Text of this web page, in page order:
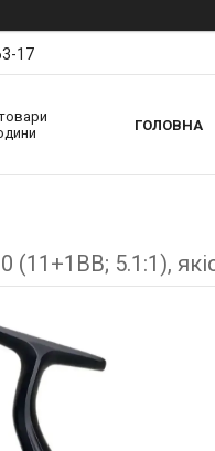
17
ГОЛОВНА
(11+1BB; 5.1:1),